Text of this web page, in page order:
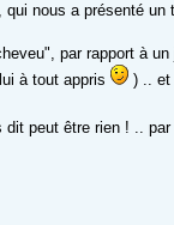
nous a présenté
par rapport à
à tout appris
) .. et
peut être rien ! ..